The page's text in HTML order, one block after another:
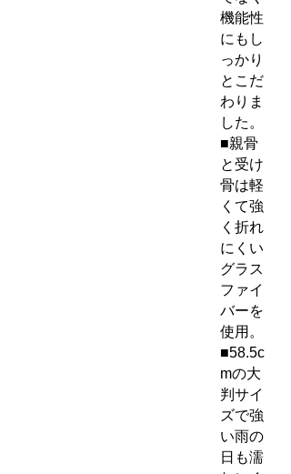
機能性
にもし
っかり
とこだ
わりま
した。
■親骨
と受け
骨は軽
くて強
く折れ
にくい
グラス
ファイ
バーを
使用。
■58.5c
mの大
判サイ
ズで強
い雨の
日も濡